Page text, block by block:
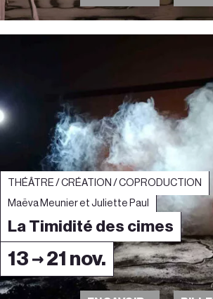
13 → 21 nov.
THÉÂTRE / CRÉATION / COPRODUCTION
Maëva Meunier et Juliette Paul
La Timidité des cimes